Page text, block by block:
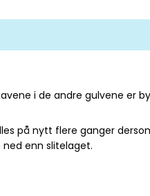
i de andre gulvene er
på nytt flere ganger
enn slitelaget.